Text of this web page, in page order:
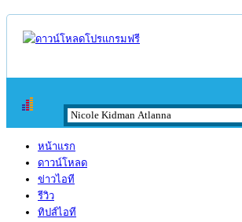
หน้าแรก
ดาวน์โหลด
ข่าวไอที
รีวิว
ทิปส์ไอที